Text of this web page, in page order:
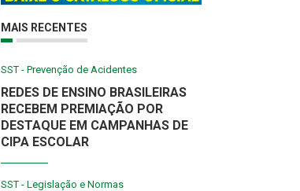
MAIS RECENTES
SST - Prevenção de Acidentes
REDES DE ENSINO BRASILEIRAS
RECEBEM PREMIAÇÃO POR
DESTAQUE EM CAMPANHAS DE
CIPA ESCOLAR
SST - Legislação e Normas